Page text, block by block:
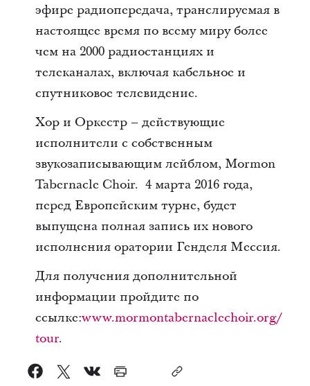
эфире радиопередача, транслируемая в
настоящее время по всему миру более
чем на 2000 радиостанциях и
телеканалах, включая кабельное и
спутниковое телевидение.
Хор и Оркестр – действующие
исполнители с собственным
звукозаписывающим лейблом, Mormon
Tabernacle Choir. 4 марта 2016 года,
перед Европейским турне, будет
выпущена полная запись их нового
исполнения оратории Генделя Мессия.
Для получения дополнительной
информации пройдите по
ссылке:www.mormontabernaclechoir.org/
tour.